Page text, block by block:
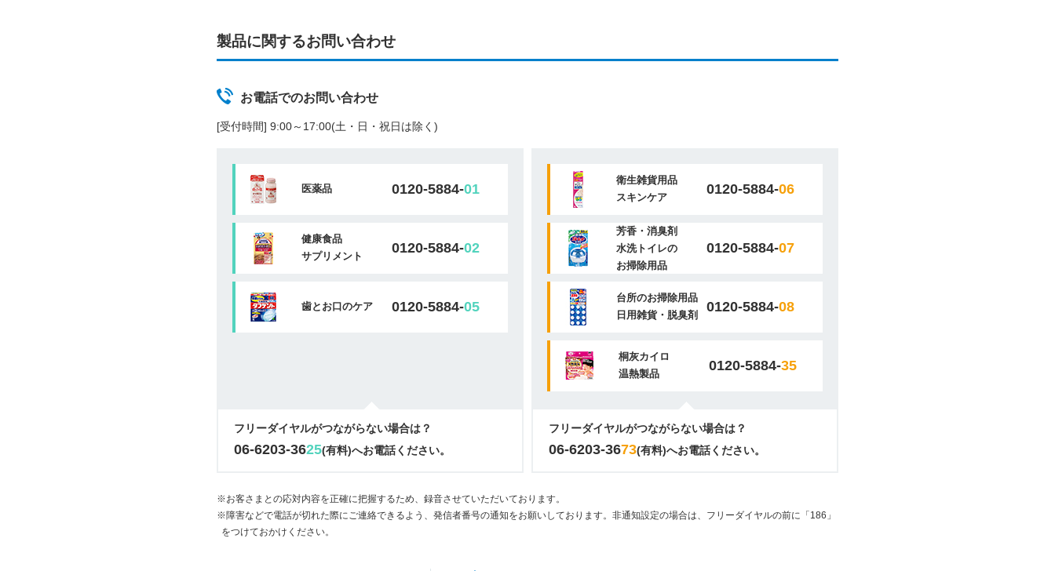
製品に関するお問い合わせ
お電話でのお問い合わせ
[受付時間] 9:00～17:00(土・日・祝日は除く)
医薬品 0120-5884-01
健康食品
サプリメント
0120-5884-02
歯とお口のケア 0120-5884-05
フリーダイヤルがつながらない場合は？
06-6203-3625(有料)へお電話ください。
衛生雑貨用品
スキンケア
0120-5884-06
芳香・消臭剤
水洗トイレの
お掃除用品
0120-5884-07
台所のお掃除用品
日用雑貨・脱臭剤
0120-5884-08
桐灰カイロ
温熱製品
0120-5884-35
フリーダイヤルがつながらない場合は？
06-6203-3673(有料)へお電話ください。
※お客さまとの応対内容を正確に把握するため、録音させていただいております。
※障害などで電話が切れた際にご連絡できるよう、発信者番号の通知をお願いしております。非通知設定の場合は、フリーダイヤルの前に「186」
をつけておかけください。